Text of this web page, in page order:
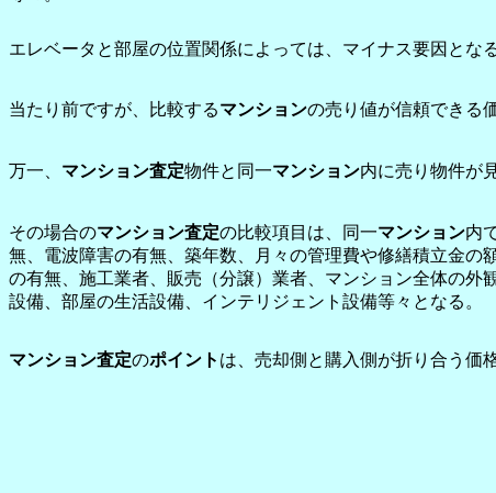
エレベータと部屋の位置関係によっては、マイナス要因とな
当たり前ですが、比較するマンションの売り値が信頼できる
万一、 マンション査定物件と同一マンション内に売り物件が
その場合のマンション査定の比較項目は、同一マンション内
無、電波障害の有無、築年数、月々の管理費や修繕積立金
の有無、施工業者、販売（分譲）業者、マンション全体の
設備、部屋の生活設備、インテリジェント設備等々となる。
マンション査定のポイント は、売却側と購入側が折り合う価